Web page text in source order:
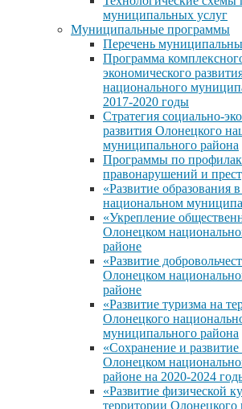
муниципальных услуг
Муниципальные программы
Перечень
Программа
экономического
национального
2017-2020 годы
Стратегия социально-
развития Олонецкого
муниципального района
Программы по
правонарушений и
«Развитие образования
национальном
«Укрепление
Олонецком
районе
«Развитие
Олонецком
районе
«Развитие туризма на
Олонецкого
муниципального района
«Сохранение и
Олонецком
районе на 2020-2024
«Развитие физической
территории Олонецкого